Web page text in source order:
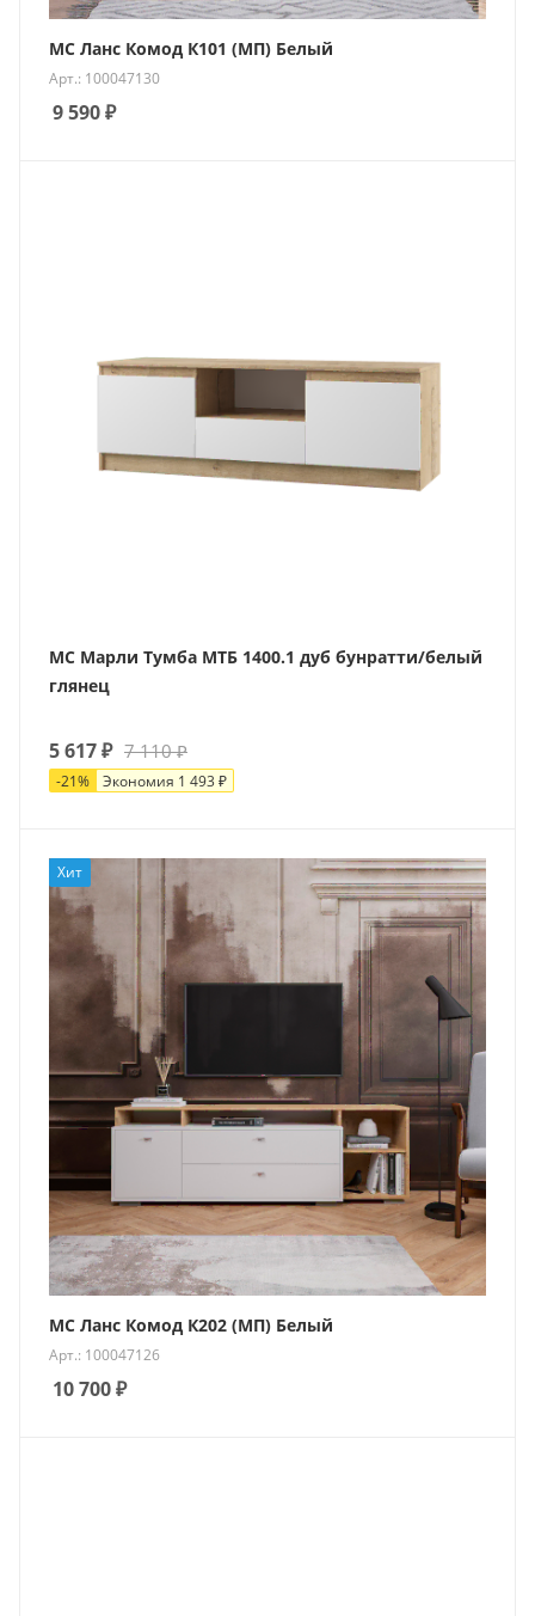
МС Ланс Комод К101 (МП) Белый
Арт.: 100047130
9 590₽
МС Марли Тумба МТБ 1400.1 дуб бунратти/белый
глянец
5 617₽ 7 110₽
-21% Экономия 1 493 ₽
Хит
МС Ланс Комод К202 (МП) Белый
Арт.: 100047126
10 700₽